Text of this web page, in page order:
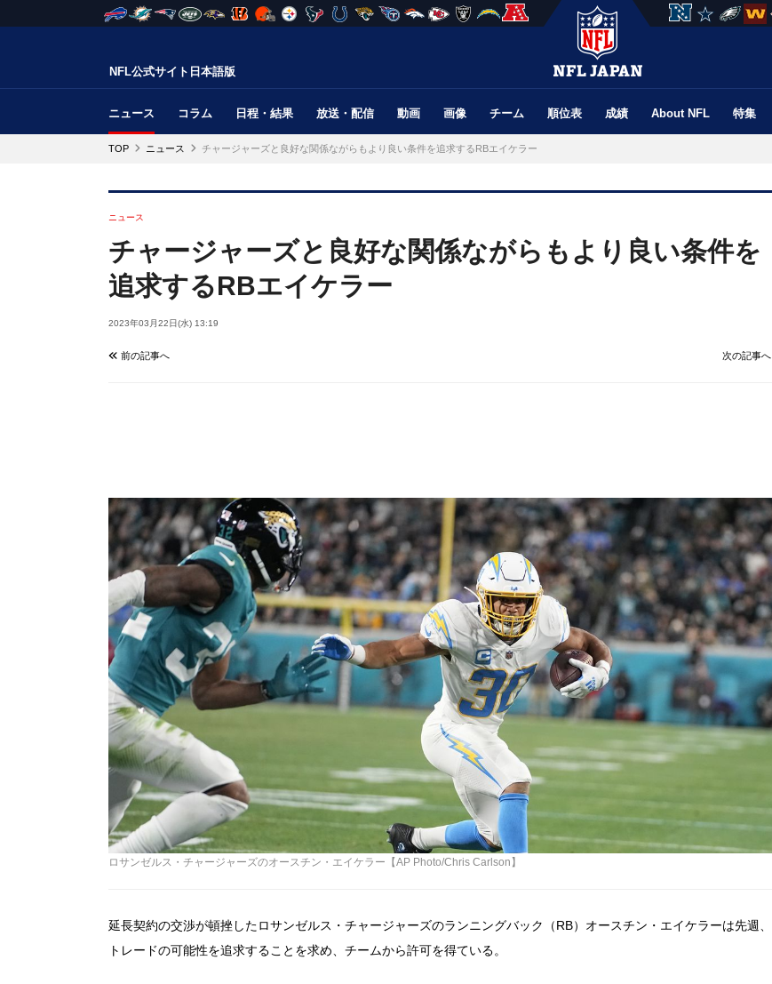
NFL公式サイト日本語版
ニュース コラム 日程・結果 放送・配信 動画 画像 チーム 順位表 成績 About NFL 特集
TOP ニュース チャージャーズと良好な関係ながらもより良い条件を追求するRBエイケラー
ニュース
チャージャーズと良好な関係ながらもより良い条件を
追求するRBエイケラー
2023年03月22日(水) 13:19
前の記事へ 次の記事へ
ロサンゼルス・チャージャーズのオースチン・エイケラー【AP Photo/Chris Carlson】
延長契約の交渉が頓挫したロサンゼルス・チャージャーズのランニングバック（RB）オースチン・エイケラーは先週、
トレードの可能性を追求することを求め、チームから許可を得ている。